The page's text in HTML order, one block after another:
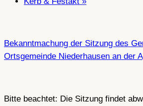
Bekanntmachung der Sitzung des
Ortsgemeinde Niederhausen an der
Bitte beachtet: Die Sitzung findet